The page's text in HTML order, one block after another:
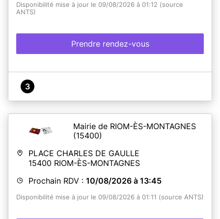
Disponibilité mise à jour le 09/08/2026 à 01:12 (source
ANTS)
Prendre rendez-vous
3
Mairie de RIOM-ÈS-MONTAGNES
(15400)
PLACE CHARLES DE GAULLE
15400 RIOM-ÈS-MONTAGNES
Prochain RDV : 10/08/2026 à 13:45
Disponibilité mise à jour le 09/08/2026 à 01:11 (source ANTS)